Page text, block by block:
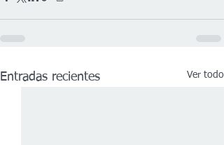
Entradas recientes Ver todo